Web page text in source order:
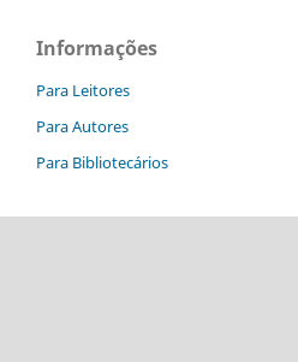
Informações
Para Leitores
Para Autores
Para Bibliotecários